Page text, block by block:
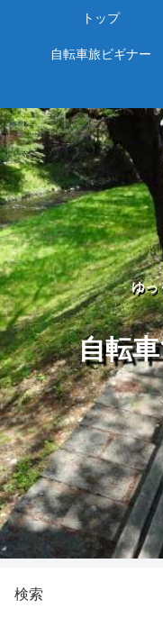
ゆっ
自転
トップ
自転車旅ビギナー
検索